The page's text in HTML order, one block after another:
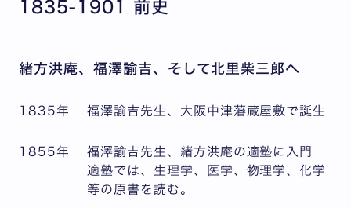
1835-1901 前史
緒方洪庵、福澤諭吉、そして北里柴三郎へ
1835年 福澤諭吉先生、大阪中津藩蔵屋敷で誕生
1855年
福澤諭吉先生、緒方洪庵の適塾に入門
適塾では、生理学、医学、物理学、化学
等の原書を読む。